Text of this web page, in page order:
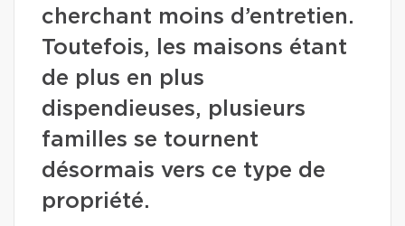
cherchant moins d’entretien.
Toutefois, les maisons étant
de plus en plus
dispendieuses, plusieurs
familles se tournent
désormais vers ce type de
propriété.